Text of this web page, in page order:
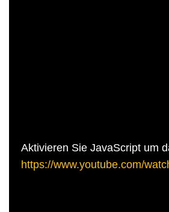
Aktivieren Sie JavaScript um
https://www.youtube.com/